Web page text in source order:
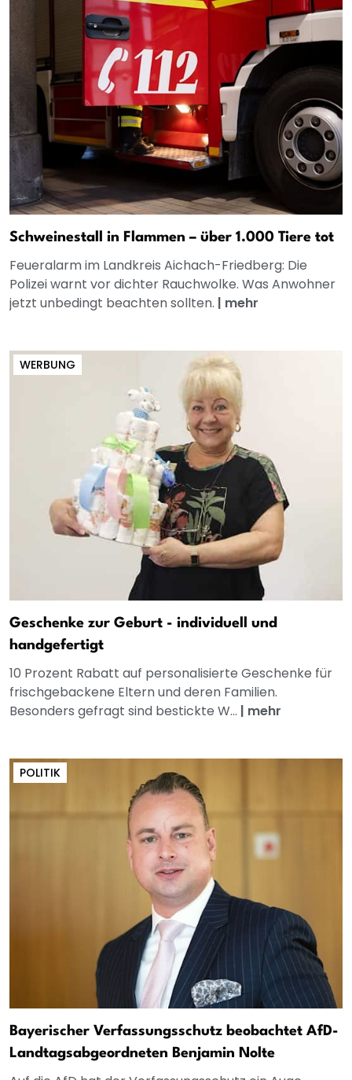
Schweinestall in Flammen – über 1.000 Tiere tot
Feueralarm im Landkreis Aichach-Friedberg: Die
Polizei warnt vor dichter Rauchwolke. Was Anwohner
jetzt unbedingt beachten sollten. | mehr
WERBUNG
Geschenke zur Geburt - individuell und
handgefertigt
10 Prozent Rabatt auf personalisierte Geschenke für
frischgebackene Eltern und deren Familien.
Besonders gefragt sind bestickte W... | mehr
POLITIK
Bayerischer Verfassungsschutz beobachtet AfD-
Landtagsabgeordneten Benjamin Nolte